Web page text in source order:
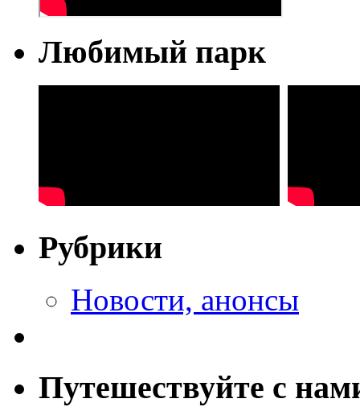
Любимый парк
Рубрики
Новости, анонсы
Путешествуйте с